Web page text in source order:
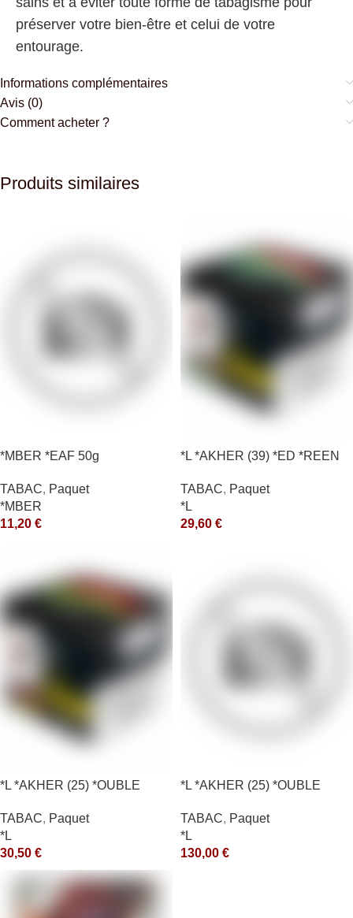
préserver votre bien-être et celui de votre
entourage.
Informations complémentaires
Avis (0)
Comment acheter ?
Produits similaires
*MBER *EAF 50g
TABAC, Paquet
*MBER
11,20 €
*L *AKHER (39) *ED *REEN
TABAC, Paquet
*L
29,60 €
*L *AKHER (25) *OUBLE
TABAC, Paquet
*L
30,50 €
*L *AKHER (25) *OUBLE
TABAC, Paquet
*L
130,00 €